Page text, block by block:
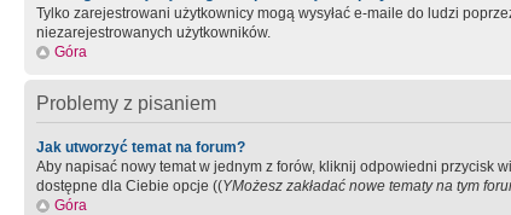
Tylko zarejestrowani użytkownicy mogą wysyłać e-maile do ludzi
niezarejestrowanych użytkowników.
Góra
Problemy z pisaniem
Jak utworzyć temat na forum?
Aby napisać nowy temat w jednym z forów, kliknij odpowiedni przycisk
dostępne dla Ciebie opcje ((YMożesz zakładać nowe tematy na tym
Góra